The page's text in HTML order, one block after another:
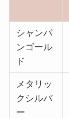
シャンパ
ンゴール
ド
メタリッ
クシルバ
ー